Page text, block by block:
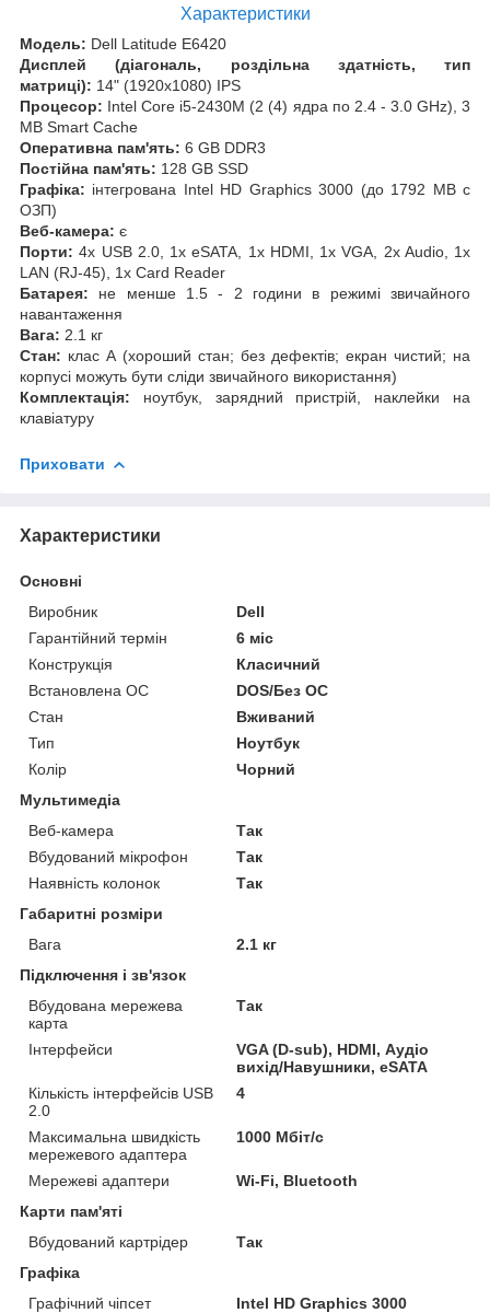
Характеристики
Модель: Dell Latitude E6420
Дисплей (діагональ, роздільна здатність, тип
матриці): 14" (1920x1080) IPS
Процесор: Intel Core i5-2430M (2 (4) ядра по 2.4 - 3.0 GHz), 3
MB Smart Cache
Оперативна пам'ять: 6 GB DDR3
Постійна пам'ять: 128 GB SSD
Графіка: інтегрована Intel HD Graphics 3000 (до 1792 MB с
ОЗП)
Веб-камера: є
Порти:4x USB 2.0, 1x eSATA, 1x HDMI, 1x VGA, 2x Audio, 1x
LAN (RJ-45), 1x Card Reader
Батарея: не менше 1.5 - 2 години в режимі звичайного
навантаження
Вага: 2.1 кг
Стан: клас А (хороший стан; без дефектів; екран чистий; на
корпусі можуть бути сліди звичайного використання)
Комплектація: ноутбук, зарядний пристрій, наклейки на
клавіатуру
Приховати
Характеристики
Основні
Виробник
Dell
Гарантійний термін
6 міс
Конструкція
Класичний
Встановлена ОС
DOS/Без ОС
Стан
Вживаний
Тип
Ноутбук
Колір
Чорний
Мультимедіа
Веб-камера
Так
Вбудований мікрофон
Так
Наявність колонок
Так
Габаритні розміри
Вага
2.1 кг
Підключення і зв'язок
Вбудована мережева
карта
Так
Інтерфейси
VGA (D-sub), HDMI, Аудіо
вихід/Навушники, eSATA
Кількість інтерфейсів USB
2.0
4
Максимальна швидкість
мережевого адаптера
1000 Мбіт/с
Мережеві адаптери
Wi-Fi, Bluetooth
Карти пам'яті
Вбудований картрідер
Так
Графіка
Графічний чіпсет
Intel HD Graphics 3000